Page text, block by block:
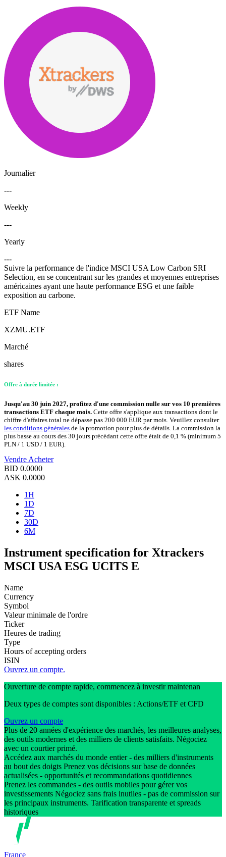
Journalier
---
Weekly
---
Yearly
---
Suivre la performance de l'indice MSCI USA Low Carbon SRI
Selection, en se concentrant sur les grandes et moyennes entreprises
américaines ayant une haute performance ESG et une faible
exposition au carbone.
ETF Name
XZMU.ETF
Marché
shares
Offre à durée limitée :
Jusqu'au 30 juin 2027, profitez d'une commission nulle sur vos 10 premières
transactions ETF chaque mois. Cette offre s'applique aux transactions dont le
chiffre d'affaires total ne dépasse pas 200 000 EUR par mois. Veuillez consulter
les conditions générales de la promotion pour plus de détails. La commission la
plus basse au cours des 30 jours précédant cette offre était de 0,1 % (minimum 5
PLN / 1 USD / 1 EUR).
Vendre Acheter
BID 0.0000
ASK 0.0000
1H
1D
7D
30D
6M
Instrument specification for Xtrackers
MSCI USA ESG UCITS E
Name
Currency
Symbol
Valeur minimale de l'ordre
Ticker
Heures de trading
Type
Hours of accepting orders
ISIN
Ouvrez un compte.
Ouverture de compte rapide, commencez à investir maintenan
Deux types de comptes sont disponibles : Actions/ETF et CFD
Ouvrez un compte
Plus de 20 années d'expérience des marchés, les meilleures analyses,
des outils modernes et des milliers de clients satisfaits. Négociez
avec un courtier primé.
Accédez aux marchés du monde entier - des milliers d'instruments
au bout des doigts Prenez vos décisions sur base de données
actualisées - opportunités et recommandations quotidiennes
Prenez les commandes - des outils mobiles pour gérer vos
investissements Négociez sans frais inutiles - pas de commission sur
les principaux instruments. Tarification transparente et spreads
historiques
France